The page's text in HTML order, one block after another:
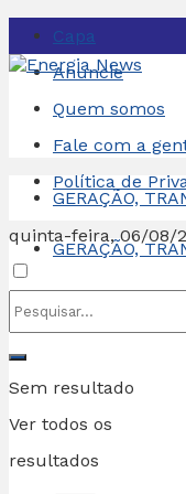
Capa
Anuncie
Quem somos
Fale com a
Política de
quinta-feira, 06/08/
Sem resultado
Ver todos os
resultados
GERAÇÃO,
GERAÇÃO,